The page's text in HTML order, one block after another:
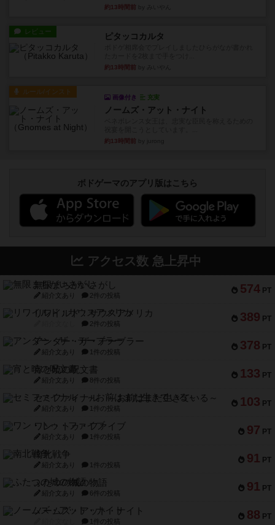
約13時間前
レビュー ピタッコカルタ
約13時間前
ルール/インスト
画像付き 充実
ノームズ・アット・ナイト
約13時間前
ボドゲーマのアプリ版はこちら
アクセス数 急上昇中
574 PT
無限まちがいさがし
紹介文あり 2件の投稿
389 PT
リワイルド：サウスアメリカ
2件の投稿
378 PT
アンダー・ザ・テーブラー
紹介文あり 1件の投稿
133 PT
宵と暁の呪文書
紹介文あり 8件の投稿
103 PT
セミファイナル ～お前はまだ生きている～
紹介文あり 1件の投稿
97 PT
ワン・トゥ・ファイブ
紹介文あり 1件の投稿
91 PT
南北戦争
紹介文あり 1件の投稿
91 PT
ふたつの城の物語
紹介文あり 6件の投稿
88 PT
ノームズ・アット・ナイト
1件の投稿